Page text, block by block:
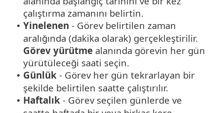
çalıştırma zamanını belirtin.
• Yinelenen - Görev belirtilen zaman
aralığında (dakika olarak) gerçekleştirilir.
Görev yürütme alanında görevin her gün
yürütüleceği saati seçin.
• Günlük - Görev her gün tekrarlayan bir
şekilde belirtilen saatte çalıştırılır.
• Haftalık - Görev seçilen günlerde ve